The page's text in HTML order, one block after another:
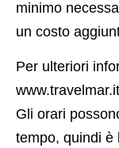
minimo
un costo
Per ulteriori
www.travelmar.it
Gli orari
tempo, quindi è